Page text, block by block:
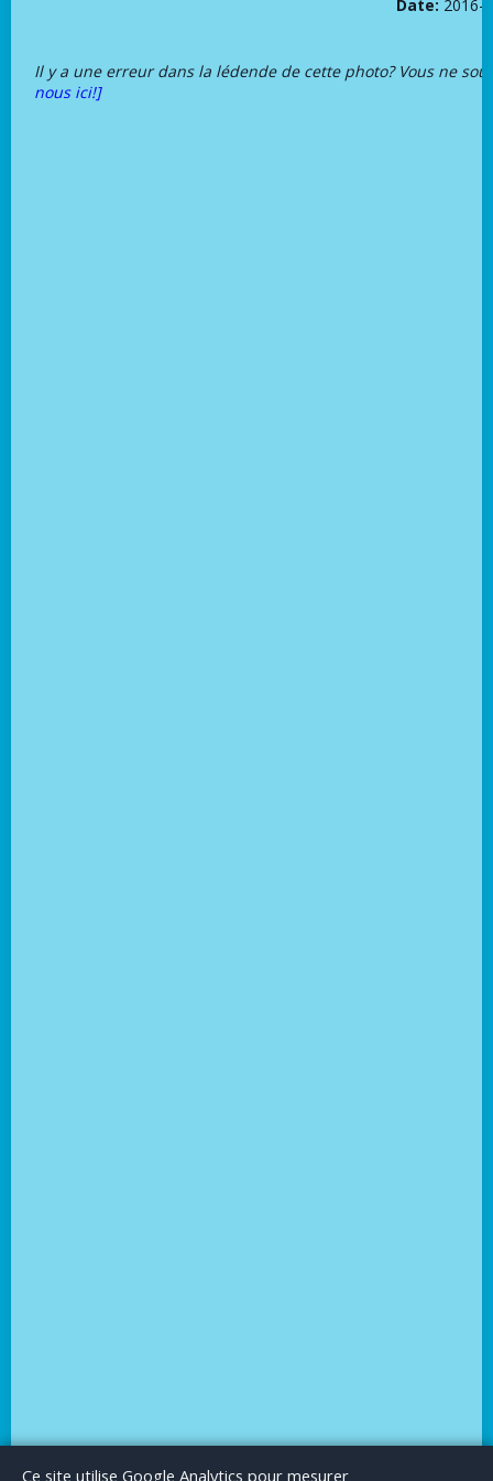
Date: 2016-
Il y a une erreur dans la lédende de cette photo? Vous ne
nous ici!]
Le BlogPublicité Articles invitésMentions Légales
Ce site utilise Google Analytics pour mesurer